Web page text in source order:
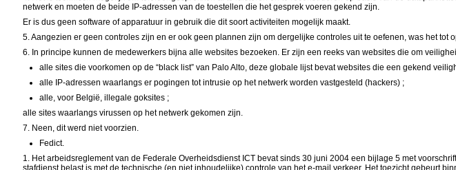
netwerk en moeten de beide IP-adressen van de toestellen die het gesprek voeren gekend zijn.
Er is dus geen software of apparatuur in gebruik die dit soort activiteiten mogelijk maakt.
5. Aangezien er geen controles zijn en er ook geen plannen zijn om dergelijke controles uit te oefenen, was het tot
6. In principe kunnen de medewerkers bijna alle websites bezoeken. Er zijn een reeks van websites die om
alle sites die voorkomen op de “black list” van Palo Alto, deze globale lijst bevat websites die een gekend
alle IP-adressen waarlangs er pogingen tot intrusie op het netwerk worden vastgesteld (hackers) ;
alle, voor België, illegale goksites ;
alle sites waarlangs virussen op het netwerk gekomen zijn.
7. Neen, dit werd niet voorzien.
Fedict.
1. Het arbeidsreglement van de Federale Overheidsdienst ICT bevat sinds 30 juni 2004 een bijlage 5 met
stafdienst belast is met de technische (en niet inhoudelijke) controle van het e-mail verkeer. Het toezicht gebeurt